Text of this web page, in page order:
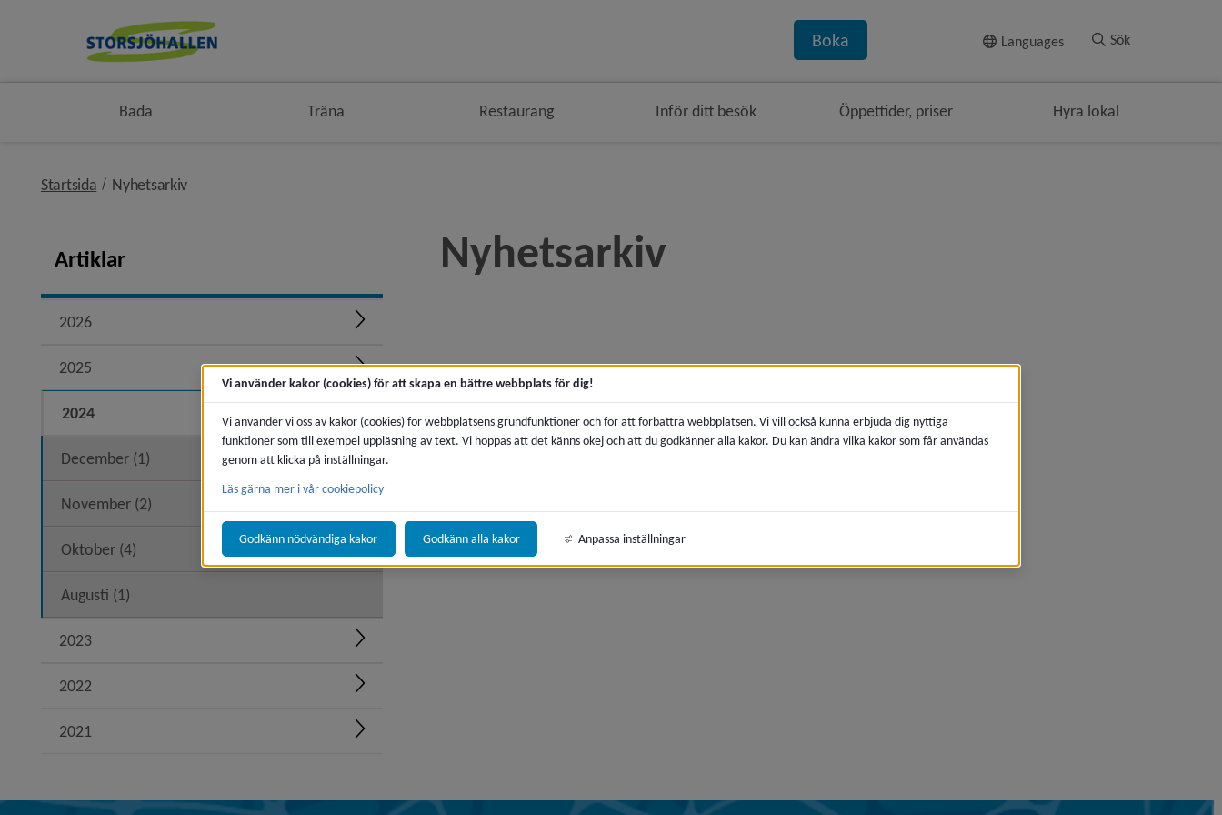
Languages Sök
Boka
Bada Träna Restaurang Inför ditt besök Öppettider, priser Hyra lokal
Startsida Nyhetsarkivnivå i brödsmulenavigeringen
Artiklar
2026 Expandera
2025 Expandera
2024 Expandera
December (1)
November (2)
Oktober (4)
Augusti (1)
2023 Expandera
2022 Expandera
2021 Expandera
Nyhetsarkiv
Vi använder kakor (cookies) för att skapa en bättre webbplats för dig!
Vi använder vi oss av kakor (cookies) för webbplatsens grundfunktioner och för att förbättra webbplatsen. Vi vill också kunna erbjuda dig nyttiga
funktioner som till exempel uppläsning av text. Vi hoppas att det känns okej och att du godkänner alla kakor. Du kan ändra vilka kakor som får användas
genom att klicka på inställningar.
Läs gärna mer i vår cookiepolicy
Godkänn nödvändiga kakor Godkänn alla kakor Anpassa inställningar